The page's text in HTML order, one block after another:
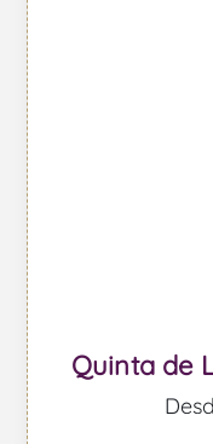
Quinta de